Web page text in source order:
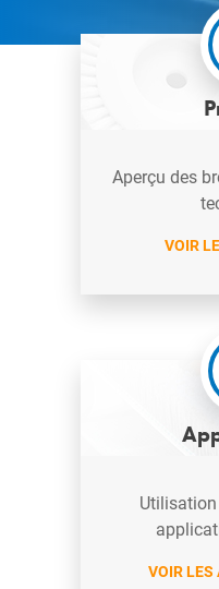
Aperçu des
VOIR
VOIR LES